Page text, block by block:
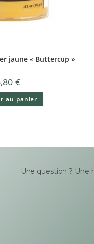
jaune « Buttercup »
€
au panier
Une question ? Une